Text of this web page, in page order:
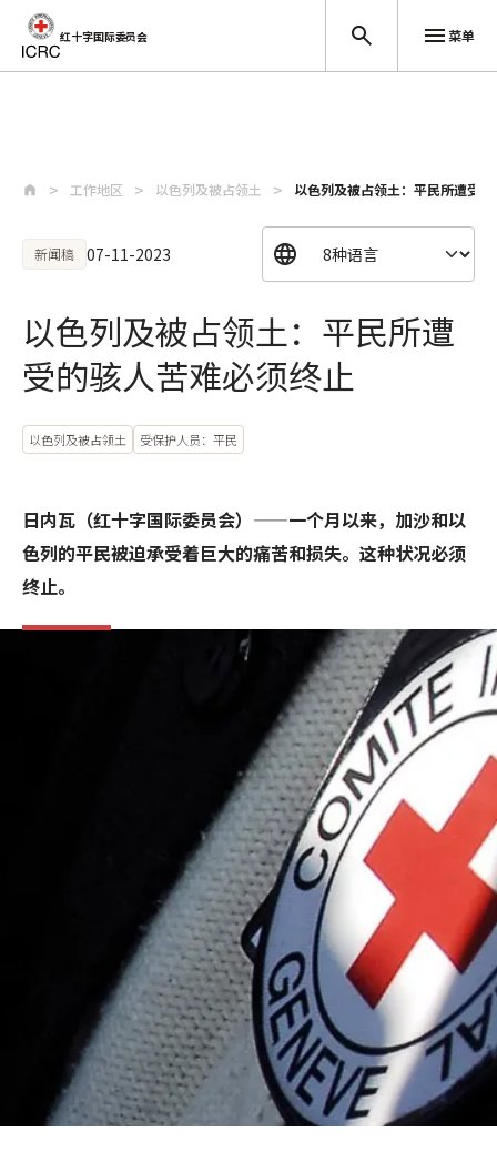
红十字国际委员会 菜单
工作地区 以色列及被占领土 以色列及被占领土：平民所遭受
新闻稿 07-11-2023
以色列及被占领土：平民所遭
受的骇人苦难必须终止
以色列及被占领土 受保护人员：平民
日内瓦（红十字国际委员会）——一个月以来，加沙和以
色列的平民被迫承受着巨大的痛苦和损失。这种状况必须
终止。